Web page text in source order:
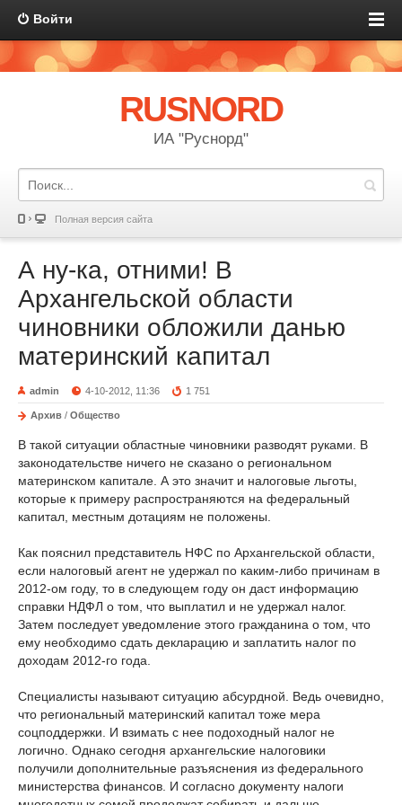
Войти
RUSNORD
ИА "Руснорд"
Полная версия сайта
А ну-ка, отними! В
Архангельской области
чиновники обложили данью
материнский капитал
admin 4-10-2012, 11:36 1 751
Архив / Общество
В такой ситуации областные чиновники разводят руками. В
законодательстве ничего не сказано о региональном
материнском капитале. А это значит и налоговые льготы,
которые к примеру распространяются на федеральный
капитал, местным дотациям не положены.
Как пояснил представитель НФС по Архангельской области,
если налоговый агент не удержал по каким-либо причинам в
2012-ом году, то в следующем году он даст информацию
справки НДФЛ о том, что выплатил и не удержал налог.
Затем последует уведомление этого гражданина о том, что
ему необходимо сдать декларацию и заплатить налог по
доходам 2012-го года.
Специалисты называют ситуацию абсурдной. Ведь очевидно,
что региональный материнский капитал тоже мера
соцподдержки. И взимать с нее подоходный налог не
логично. Однако сегодня архангельские налоговики
получили дополнительные разъяснения из федерального
министерства финансов. И согласно документу налоги